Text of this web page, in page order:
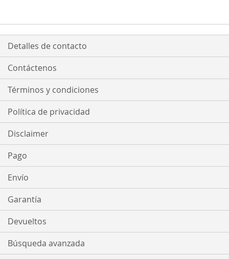
Detalles de contacto
Contáctenos
Términos y condiciones
Política de privacidad
Disclaimer
Pago
Envío
Garantía
Devueltos
Búsqueda avanzada